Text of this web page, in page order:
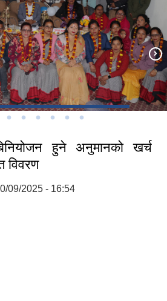
हुने अनुमानको खर्च
विवरण
09/2025 - 16:54